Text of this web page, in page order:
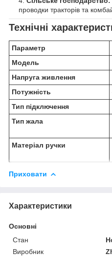
проводки тракторів та
Технічні
Параметр
Модель
Напруга живлення
Потужність
Тип підключення
Тип жала
Матеріал ручки
Приховати
Характеристики
Основні
Стан
Виробник